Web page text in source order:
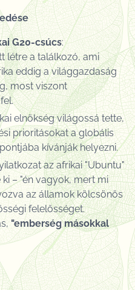
G20-csúcs:
létre a találkozó, ami
eddig a világgazdaság
most viszont
elnökség világossá tette,
prioritásokat a globális
kívánják helyezni.
az afrikai "Ubuntu"
– "én vagyok, mert mi
az államok kölcsönös
felelősséget.
"emberség másokkal